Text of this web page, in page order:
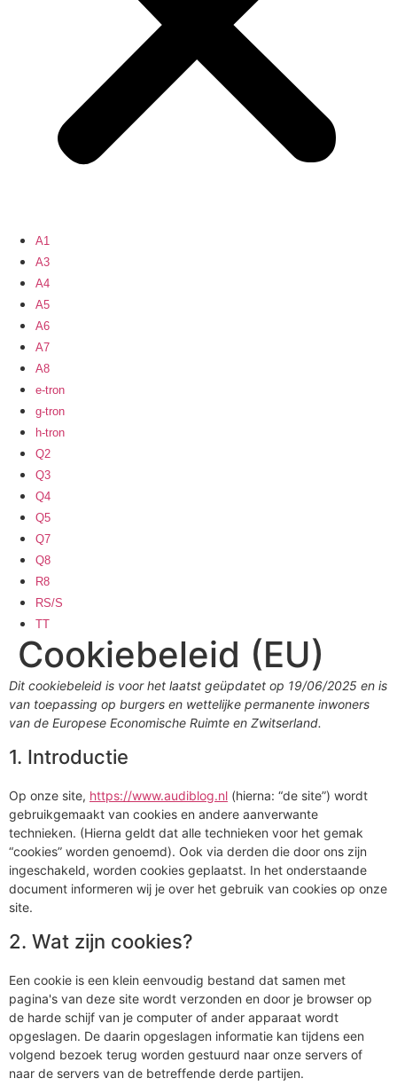
A1
A3
A4
A5
A6
A7
A8
e-tron
g-tron
h-tron
Q2
Q3
Q4
Q5
Q7
Q8
R8
RS/S
TT
Cookiebeleid (EU)
Dit cookiebeleid is voor het laatst geüpdatet op 19/06/2025 en is
van toepassing op burgers en wettelijke permanente inwoners
van de Europese Economische Ruimte en Zwitserland.
1. Introductie
Op onze site, https://www.audiblog.nl (hierna: “de site”) wordt
gebruikgemaakt van cookies en andere aanverwante
technieken. (Hierna geldt dat alle technieken voor het gemak
“cookies” worden genoemd). Ook via derden die door ons zijn
ingeschakeld, worden cookies geplaatst. In het onderstaande
document informeren wij je over het gebruik van cookies op onze
site.
2. Wat zijn cookies?
Een cookie is een klein eenvoudig bestand dat samen met
pagina's van deze site wordt verzonden en door je browser op
de harde schijf van je computer of ander apparaat wordt
opgeslagen. De daarin opgeslagen informatie kan tijdens een
volgend bezoek terug worden gestuurd naar onze servers of
naar de servers van de betreffende derde partijen.